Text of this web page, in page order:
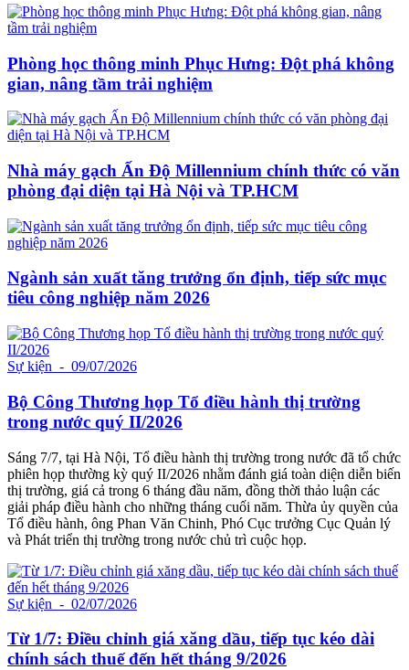
Phòng học thông minh Phục Hưng: Đột phá không
gian, nâng tầm trải nghiệm
Nhà máy gạch Ấn Độ Millennium chính thức có văn
phòng đại diện tại Hà Nội và TP.HCM
Ngành sản xuất tăng trưởng ổn định, tiếp sức mục
tiêu công nghiệp năm 2026
Sự kiện - 09/07/2026
Bộ Công Thương họp Tổ điều hành thị trường
trong nước quý II/2026
Sáng 7/7, tại Hà Nội, Tổ điều hành thị trường trong nước đã tổ chức
phiên họp thường kỳ quý II/2026 nhằm đánh giá toàn diện diễn biến
thị trường, giá cả trong 6 tháng đầu năm, đồng thời thảo luận các
giải pháp điều hành cho những tháng cuối năm. Thừa ủy quyền của
Tổ điều hành, ông Phan Văn Chinh, Phó Cục trưởng Cục Quản lý
và Phát triển thị trường trong nước chủ trì cuộc họp.
Sự kiện - 02/07/2026
Từ 1/7: Điều chỉnh giá xăng dầu, tiếp tục kéo dài
chính sách thuế đến hết tháng 9/2026